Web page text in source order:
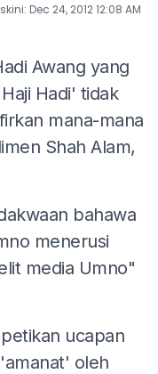
: Dec 24, 2012 12:08 AM
Awang yang
Hadi' tidak
mana-mana
Shah Alam,
bahawa
menerusi
media Umno"
ucapan
oleh